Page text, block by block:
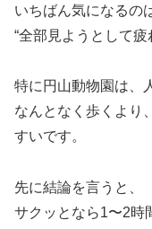
いちばん気になるの
“全部見ようとして疲
特に円山動物園は、
なんとなく歩くより
すいです。
先に結論を言うと、
サクッとなら1〜2時